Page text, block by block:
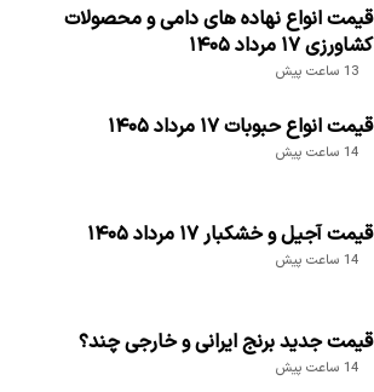
قیمت انواع نهاده های دامی و محصولات
کشاورزی ۱۷ مرداد ۱۴۰۵
13 ساعت پیش
قیمت انواع حبوبات ۱۷ مرداد ۱۴۰۵
14 ساعت پیش
قیمت آجیل و خشکبار ۱۷ مرداد ۱۴۰۵
14 ساعت پیش
قیمت جدید برنج ایرانی و خارجی چند؟
14 ساعت پیش